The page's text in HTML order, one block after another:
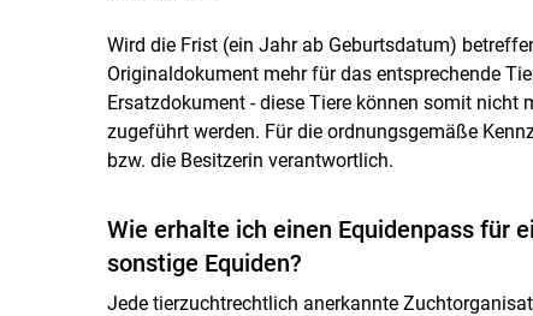
Wird die Frist (ein Jahr ab Geburtsdatum)
Originaldokument mehr für das entsprechende
Ersatzdokument - diese Tiere können somit nicht
zugeführt werden. Für die ordnungsgemäße
bzw. die Besitzerin verantwortlich.
Wie erhalte ich einen Equidenpass für
sonstige Equiden?
Jede tierzuchtrechtlich anerkannte